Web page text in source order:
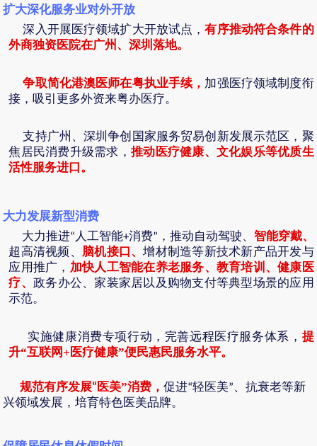
扩大深化服务业对外开放
深入开展医疗领域扩大开放试点，有序推动符合条件的
外商独资医院在广州、深圳落地。
争取简化港澳医师在粤执业手续， 加强医疗领域制度衔
接，吸引更多外资来粤办医疗。
支持广州、深圳争创国家服务贸易创新发展示范区，聚
焦居民消费升级需求， 推动医疗健康、文化娱乐等优质生
活性服务进口。
大力发展新型消费
大力推进“人工智能+消费” ，推动自动驾驶、 智能穿戴、
超高清视频、 脑机接口、增材制造等新技术新产品开发与
应用推广， 加快人工智能在养老服务、教育培训、健康医
疗、 政务办公、家装家居以及购物支付等典型场景的应用
示范。
实施健康消费专项行动，完善远程医疗服务体系， 提
升“互联网+ 医疗健康”便民惠民服务水平。
规范有序发展“ 医美”消费，促进“轻医美”、抗衰老等新
兴领域发展，培育特色医美品牌。